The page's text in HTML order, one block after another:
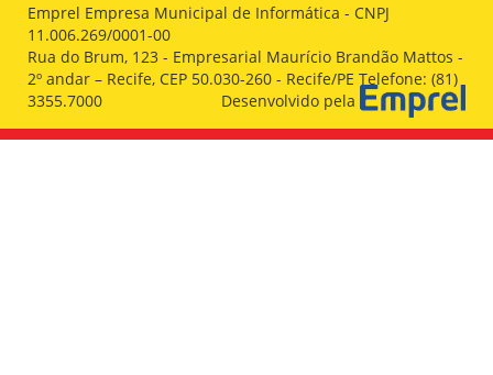
Emprel Empresa Municipal de Informática - CNPJ
11.006.269/0001-00
Rua do Brum, 123 - Empresarial Maurício Brandão Mattos -
2º andar – Recife, CEP 50.030-260 - Recife/PE Telefone: (81)
3355.7000
Desenvolvido pela